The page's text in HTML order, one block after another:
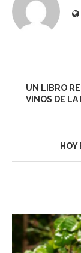
UN LIBRO
VINOS DE LA